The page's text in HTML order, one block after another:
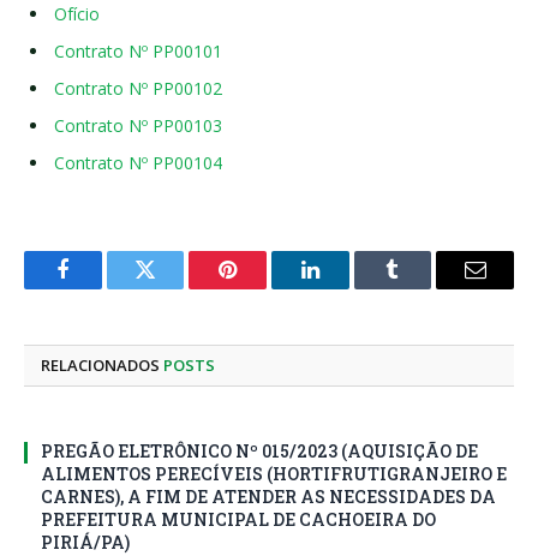
Ofício
Contrato Nº PP00101
Contrato Nº PP00102
Contrato Nº PP00103
Contrato Nº PP00104
FacebookTwitter Pinterest LinkedInTumblr
E-
RELACIONADOS POSTS
PREGÃO ELETRÔNICO Nº 015/2023 (AQUISIÇÃO DE
ALIMENTOS PERECÍVEIS (HORTIFRUTIGRANJEIRO E
CARNES), A FIM DE ATENDER AS NECESSIDADES DA
PREFEITURA MUNICIPAL DE CACHOEIRA DO
PIRIÁ/PA)